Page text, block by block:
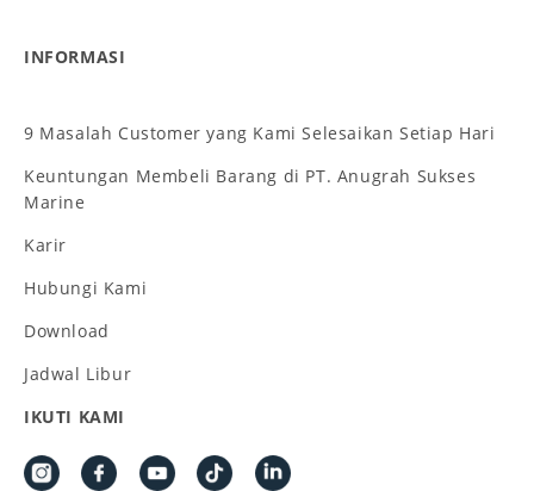
INFORMASI
9 Masalah Customer yang Kami Selesaikan Setiap Hari
Keuntungan Membeli Barang di PT. Anugrah Sukses
Marine
Karir
Hubungi Kami
Download
Jadwal Libur
IKUTI KAMI